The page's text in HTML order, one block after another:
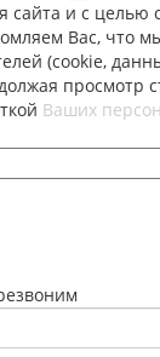
сайта и с целью
Вас, что
(cookie,
просмотр
Ваших